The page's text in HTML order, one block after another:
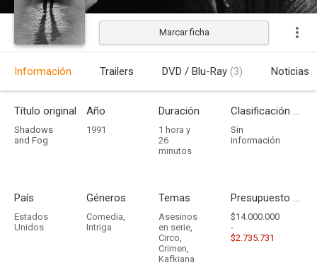
Marcar ficha
Información Trailers DVD / Blu-Ray (3) Noticias
Título original
Shadows
and Fog
Año
1991
Duración
1 hora y
26
minutos
Clasificación por edades
Sin
información
País
Estados
Unidos
Géneros
Comedia,
Intriga
Temas
Asesinos
en serie,
Circo,
Crimen,
Kafkiana
Presupuesto - Ingresos
$14.000.000
-
$2.735.731